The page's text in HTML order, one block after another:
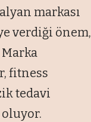
markası
verdiği önem,
fitness
tedavi